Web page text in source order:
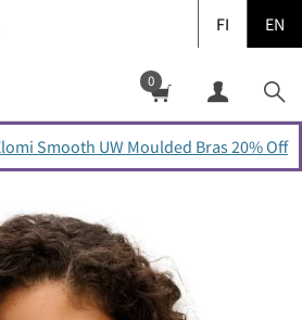
FI EN
0
Smooth UW Moulded Bras 20% Off